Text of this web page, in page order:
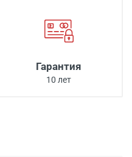
Гарантия
10 лет